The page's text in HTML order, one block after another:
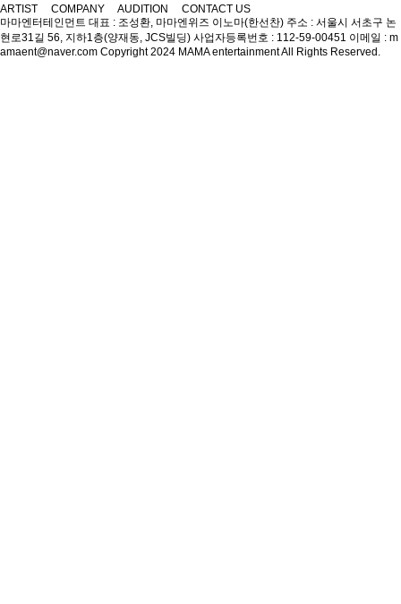
ARTIST COMPANY AUDITION
CONTACT US
마마엔터테인먼트 대표 : 조성환, 마마엔위즈 이노마(한선찬) 주소 : 서울시 서초구 논
현로31길 56, 지하1층(양재동, JCS빌딩) 사업자등록번호 : 112-59-00451 이메일 : m
amaent@naver.com Copyright 2024 MAMA entertainment All Rights Reserved.